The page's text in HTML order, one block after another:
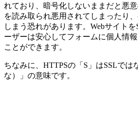
れており、暗号化しないままだと悪
を読み取られ悪用されてしまったり
しまう恐れがあります。Webサイト
ーザーは安心してフォームに個人情
ことができます。
ちなみに、HTTPSの「S」はSSLでは
な）」の意味です。